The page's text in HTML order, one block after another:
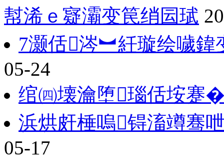
幇浠ｅ寲灞变笢绡囩珷
7灏佸涔︼紝璇绘噦
05-24
绾㈣壊瀹堕瑙佸垵蹇
浜烘皯棰嗚锝滀竴骞
05-17